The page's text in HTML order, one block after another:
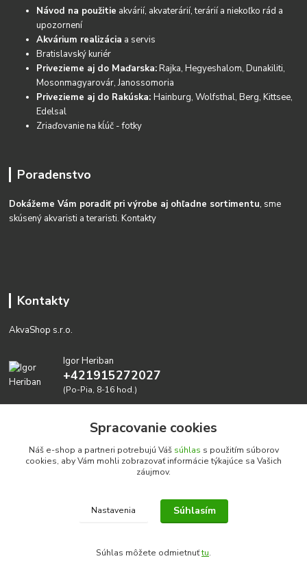
Návod na použitie akvárií, akvaterárií, terárií a niekoľko rád a
upozornení
Akvárium realizácia a servis
Bratislavský kuriér
Privezieme aj do Maďarska:Rajka, Hegyeshalom, Dunakiliti,
Mosonmagyarovár, Janossomoria
Privezieme aj do Rakúska:Hainburg, Wolfsthal, Berg, Kittsee,
Edelsal
Zriaďovanie na kĺúč - fotky
Poradenstvo
Dokážeme Vám poradiť pri výrobe aj ohľadne sortimentu, sme
skúsený akvaristi a teraristi.Kontakty
Kontakty
AkvaShop s.r.o.
Igor Heriban
+421915272027
(Po-Pia, 8-16 hod.)
Realizujeme prírodné akvária: AkvaShop s.r.o. • IBAN:
SK3911000000002947087849
Spracovanie cookies
Náš e-shop a partneri potrebujú Váš súhlas s použitím súborov
cookies, aby Vám mohli zobrazovať informácie týkajúce sa Vašich
záujmov.
Nastavenia Súhlasím
Súhlas môžete odmietnuťtu.